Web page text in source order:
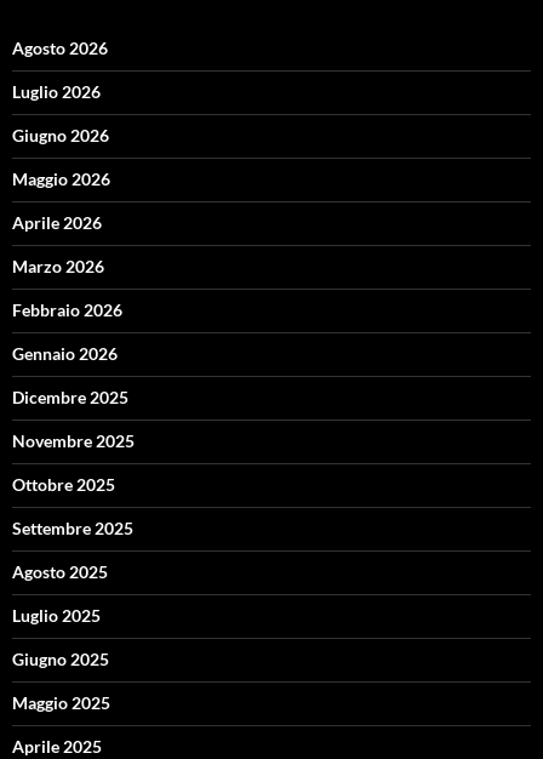
Agosto 2026
Luglio 2026
Giugno 2026
Maggio 2026
Aprile 2026
Marzo 2026
Febbraio 2026
Gennaio 2026
Dicembre 2025
Novembre 2025
Ottobre 2025
Settembre 2025
Agosto 2025
Luglio 2025
Giugno 2025
Maggio 2025
Aprile 2025